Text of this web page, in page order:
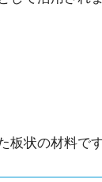
状の材料で